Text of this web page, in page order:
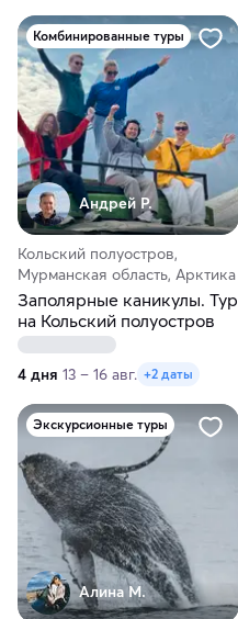
Комбинированные туры
Андрей Р.
Кольский полуостров,
Мурманская область, Арктика
Заполярные каникулы. Тур
на Кольский полуостров
4 дня 13 – 16 авг. +2 даты
Экскурсионные туры
Алина М.